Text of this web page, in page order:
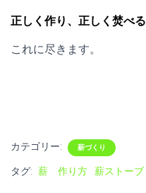
正しく作り、正しく焚べる
これに尽きます。
カテゴリー: 薪づくり
タグ: 薪 作り方 薪ストーブ